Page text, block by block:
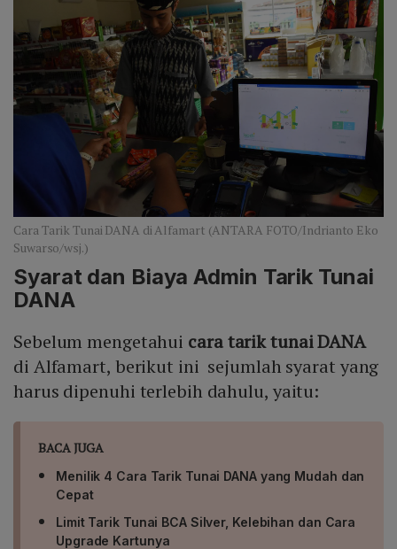
Cara Tarik Tunai DANA di Alfamart (ANTARA FOTO/Indrianto Eko
Suwarso/wsj.)
Syarat dan Biaya Admin Tarik Tunai
DANA
Sebelum mengetahui cara tarik tunai DANA
di Alfamart, berikut ini sejumlah syarat yang
harus dipenuhi terlebih dahulu, yaitu:
BACA JUGA
Menilik 4 Cara Tarik Tunai DANA yang Mudah dan
Cepat
Limit Tarik Tunai BCA Silver, Kelebihan dan Cara
Upgrade Kartunya